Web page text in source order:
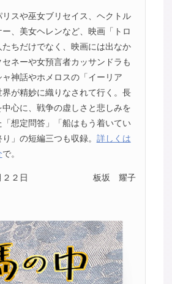
リスや巫女ブリセイス、ヘクトル
、美女ヘレンなど、映画「トロ
ちだけでなく、映画には出なか
ネーや女預言者カッサンドラも
神話やホメロスの「イーリア
界が精妙に織りなされて行く。長
心に、戦争の虚しさと悲しみを
「想定問答」「船はもう着いてい
」の短編三つも収録。 詳しくは
で。
２２日 板坂 耀子